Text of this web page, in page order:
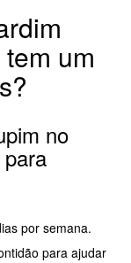
um
no
por semana.
para ajudar